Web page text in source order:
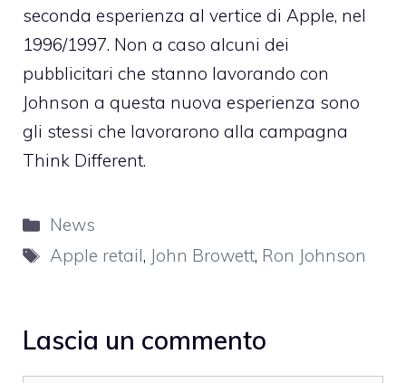
seconda esperienza al vertice di Apple, nel
1996/1997. Non a caso alcuni dei
pubblicitari che stanno lavorando con
Johnson a questa nuova esperienza sono
gli stessi che lavorarono alla campagna
Think Different.
Categorie
News
Tag
Apple retail, John Browett, Ron Johnson
Lascia un commento